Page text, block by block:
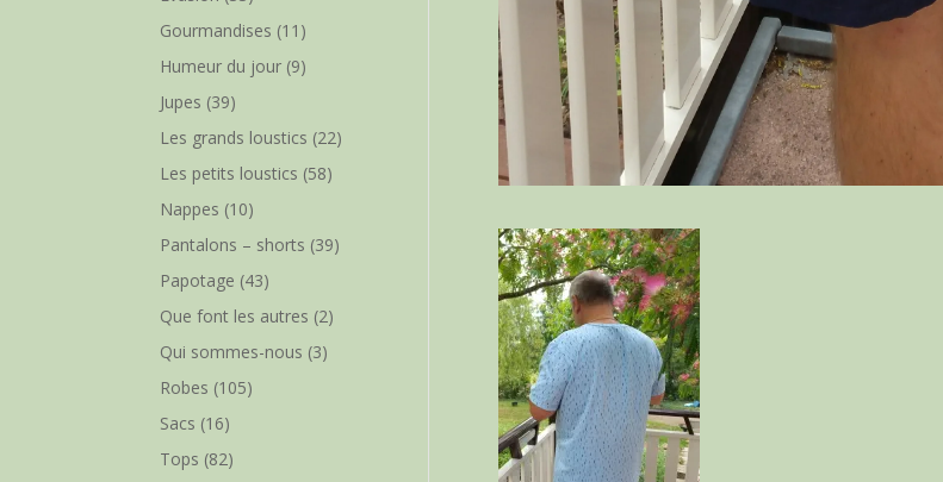
Gourmandises (11)
Humeur du jour (9)
Jupes (39)
Les grands loustics (22)
Les petits loustics (58)
Nappes (10)
Pantalons – shorts (39)
Papotage (43)
Que font les autres (2)
Qui sommes-nous (3)
Robes (105)
Sacs (16)
Tops (82)